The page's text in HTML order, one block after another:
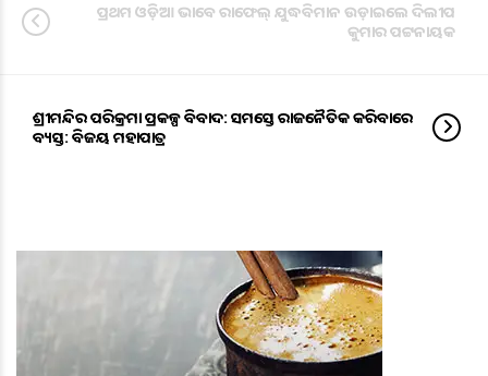
ପ୍ରଥମ ଓଡ଼ିଆ ଭାବେ ରାଫେଲ୍ ଯୁଦ୍ଧବିମାନ ଉଡ଼ାଇଲେ ଦିଲୀପ
କୁମାର ପଟ୍ଟନାୟକ
ଶ୍ରୀମନ୍ଦିର ପରିକ୍ରମା ପ୍ରକଳ୍ପ ବିବାଦ: ସମସ୍ତେ ରାଜନୈତିକ କରିବାରେ
ବ୍ୟସ୍ତ: ବିଜୟ ମହାପାତ୍ର